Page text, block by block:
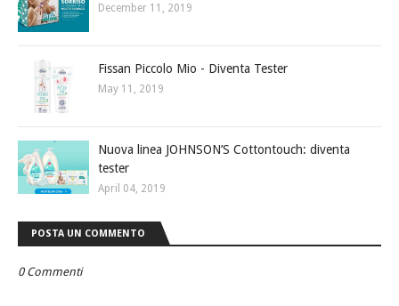
December 11, 2019
Fissan Piccolo Mio - Diventa Tester
May 11, 2019
Nuova linea JOHNSON’S Cottontouch: diventa
tester
April 04, 2019
POSTA UN COMMENTO
0 Commenti